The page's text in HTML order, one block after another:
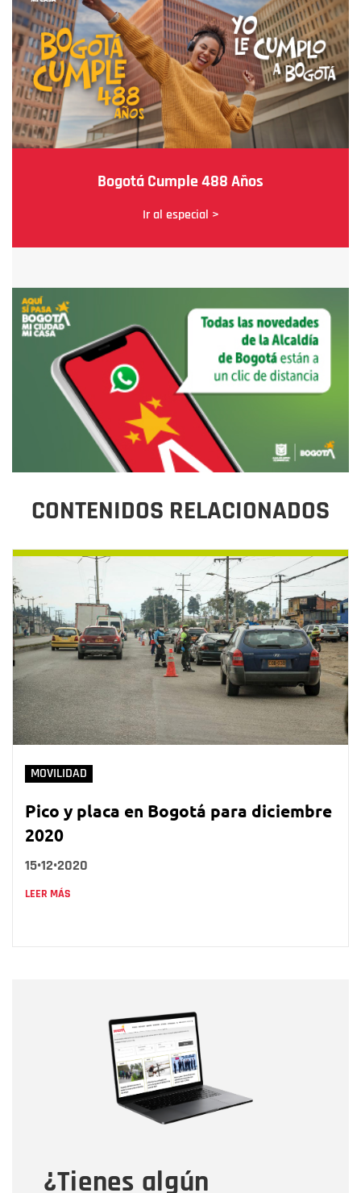
Bogotá Cumple 488 Años
Ir al especial >
CONTENIDOS RELACIONADOS
MOVILIDAD
Pico y placa en Bogotá para diciembre
2020
15•12•2020
LEER MÁS
¿Tienes algún
Correo electrónico
Tipo de comentario
Mensaje